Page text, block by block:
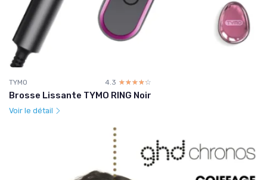
TYMO 4.3 ☆☆☆☆☆
★★★★★
Brosse Lissante TYMO RING Noir
Voir le détail